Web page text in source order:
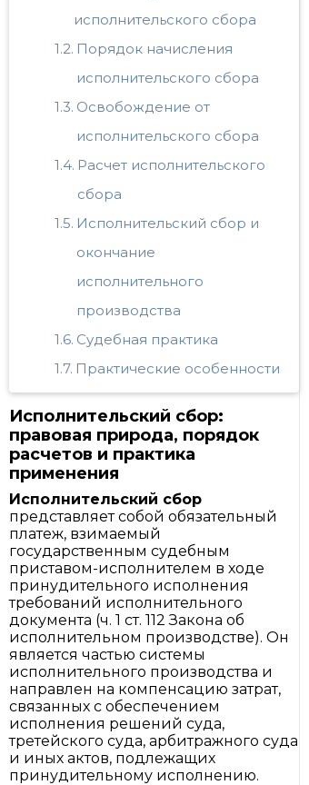
исполнительского сбора
Порядок начисления
исполнительского сбора
Освобождение от
исполнительского сбора
Расчет исполнительского
сбора
Исполнительский сбор и
окончание
исполнительного
производства
Судебная практика
Практические особенности
Исполнительский сбор:
правовая природа, порядок
расчетов и практика
применения
Исполнительский сбор
представляет собой обязательный
платеж, взимаемый
государственным судебным
приставом-исполнителем в ходе
принудительного исполнения
требований исполнительного
документа (ч. 1 ст. 112 Закона об
исполнительном производстве). Он
является частью системы
исполнительного производства и
направлен на компенсацию затрат,
связанных с обеспечением
исполнения решений суда,
третейского суда, арбитражного суда
и иных актов, подлежащих
принудительному исполнению.